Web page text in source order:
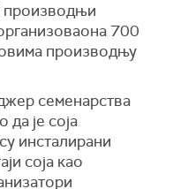
производњи
700
производњу
семенарства
је соја
инсталирани
соја као